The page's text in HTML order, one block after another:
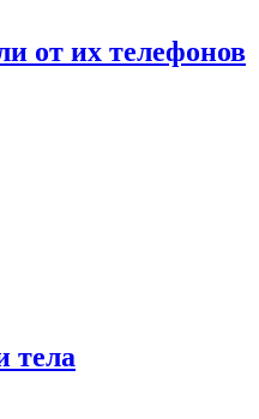
от их телефонов
тела